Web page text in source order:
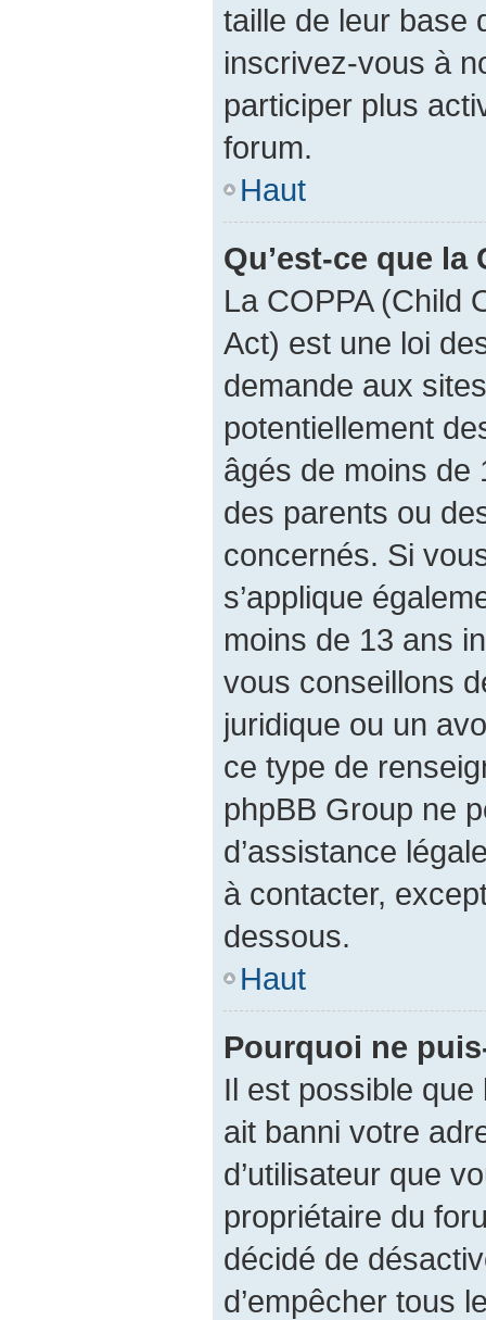
taille de leur base
inscrivez-vous à
participer plus
forum.
Haut
Qu’est-ce que la
La COPPA (Child
Act) est une loi
demande aux
potentiellement
âgés de moins de
des parents ou
concernés. Si
s’applique
moins de 13 ans
vous conseillons
juridique ou un
ce type de
phpBB Group ne
d’assistance
à contacter,
dessous.
Haut
Pourquoi ne
Il est possible
ait banni votre
d’utilisateur que
propriétaire du
décidé de
d’empêcher tous